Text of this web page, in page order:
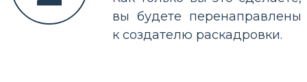
вы будете перенаправлены
к создателю раскадровки.